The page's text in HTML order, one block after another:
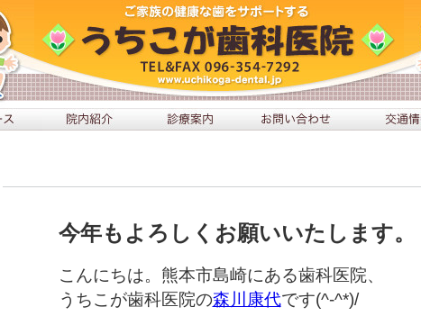
今年もよろしくお願いいたします。
こんにちは。熊本市島崎にある歯科医院、
うちこが歯科医院の森川康代です(^-^*)/